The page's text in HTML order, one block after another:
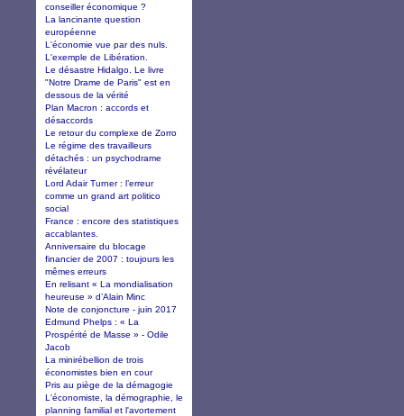
conseiller économique ?
La lancinante question
européenne
L'économie vue par des nuls.
L'exemple de Libération.
Le désastre Hidalgo. Le livre
"Notre Drame de Paris" est en
dessous de la vérité
Plan Macron : accords et
désaccords
Le retour du complexe de Zorro
Le régime des travailleurs
détachés : un psychodrame
révélateur
Lord Adair Turner : l’erreur
comme un grand art politico
social
France : encore des statistiques
accablantes.
Anniversaire du blocage
financier de 2007 : toujours les
mêmes erreurs
En relisant « La mondialisation
heureuse » d’Alain Minc
Note de conjoncture - juin 2017
Edmund Phelps : « La
Prospérité de Masse » - Odile
Jacob
La minirébellion de trois
économistes bien en cour
Pris au piège de la démagogie
L'économiste, la démographie, le
planning familial et l'avortement